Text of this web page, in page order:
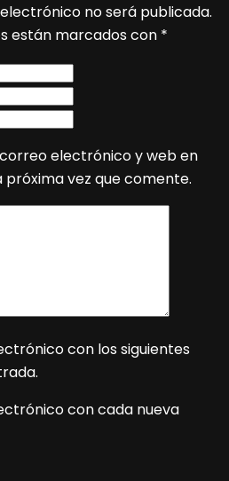
no será publicada.
están marcados con *
electrónico y web en
vez que comente.
con los siguientes
con cada nueva